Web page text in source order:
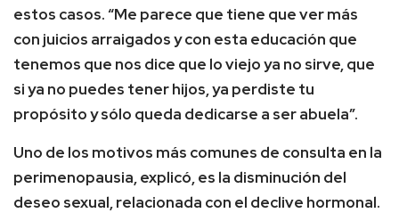
estos casos. “Me parece que tiene que ver más
con juicios arraigados y con esta educación que
tenemos que nos dice que lo viejo ya no sirve, que
si ya no puedes tener hijos, ya perdiste tu
propósito y sólo queda dedicarse a ser abuela”.
Uno de los motivos más comunes de consulta en la
perimenopausia, explicó, es la disminución del
deseo sexual, relacionada con el declive hormonal.